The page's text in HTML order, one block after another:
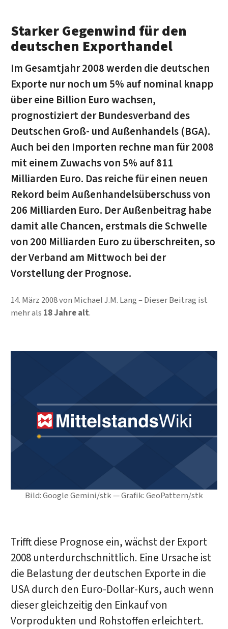
Bild: Google Gemini/stk — Grafik: GeoPattern/stk
Starker Gegenwind für den
deutschen Exporthandel
Im Gesamtjahr 2008 werden die deutschen
Exporte nur noch um 5% auf nominal knapp
über eine Billion Euro wachsen,
prognostiziert der Bundesverband des
Deutschen Groß- und Außenhandels (BGA).
Auch bei den Importen rechne man für 2008
mit einem Zuwachs von 5% auf 811
Milliarden Euro. Das reiche für einen neuen
Rekord beim Außenhandelsüberschuss von
206 Milliarden Euro. Der Außenbeitrag habe
damit alle Chancen, erstmals die Schwelle
von 200 Milliarden Euro zu überschreiten, so
der Verband am Mittwoch bei der
Vorstellung der Prognose.
14. März 2008von Michael J.M. Lang
Dieser Beitrag ist
mehr als 18 Jahre alt.
Trifft diese Prognose ein, wächst der Export
2008 unterdurchschnittlich. Eine Ursache ist
die Belastung der deutschen Exporte in die
USA durch den Euro-Dollar-Kurs, auch wenn
dieser gleichzeitig den Einkauf von
Vorprodukten und Rohstoffen erleichtert.